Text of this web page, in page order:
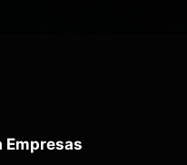
Empresas